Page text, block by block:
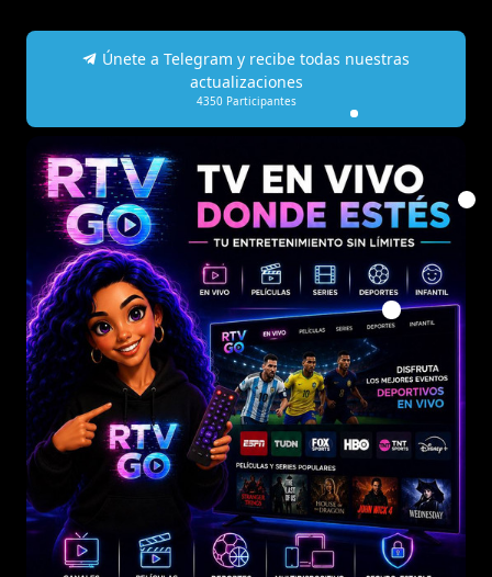
Únete a Telegram y recibe todas nuestras
actualizaciones
4350 Participantes